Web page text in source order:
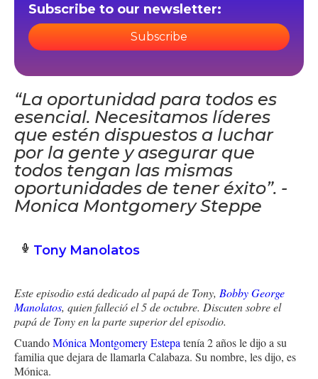
Subscribe to our newsletter:
Subscribe
“La oportunidad para todos es
esencial. Necesitamos líderes
que estén dispuestos a luchar
por la gente y asegurar que
todos tengan las mismas
oportunidades de tener éxito”. -
Monica Montgomery Steppe
Tony Manolatos
Este episodio está dedicado al papá de Tony, Bobby George
Manolatos, quien falleció el 5 de octubre. Discuten sobre el
papá de Tony en la parte superior del episodio.
CuandoMónica Montgomery Estepa tenía 2 años le dijo a su
familia que dejara de llamarla Calabaza. Su nombre, les dijo, es
Mónica.